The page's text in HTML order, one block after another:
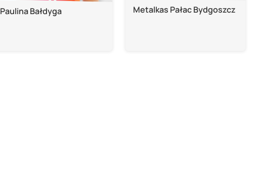
Paulina Bałdyga Metalkas Pałac Bydgoszcz